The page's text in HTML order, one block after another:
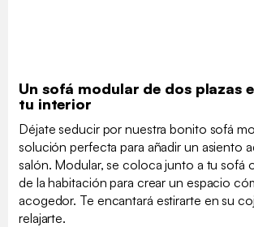
Un sofá modular de dos plazas
tu interior
Déjate seducir por nuestra bonito sofá
solución perfecta para añadir un asiento
salón. Modular, se coloca junto a tu sofá
de la habitación para crear un espacio
acogedor. Te encantará estirarte en su
relajarte.